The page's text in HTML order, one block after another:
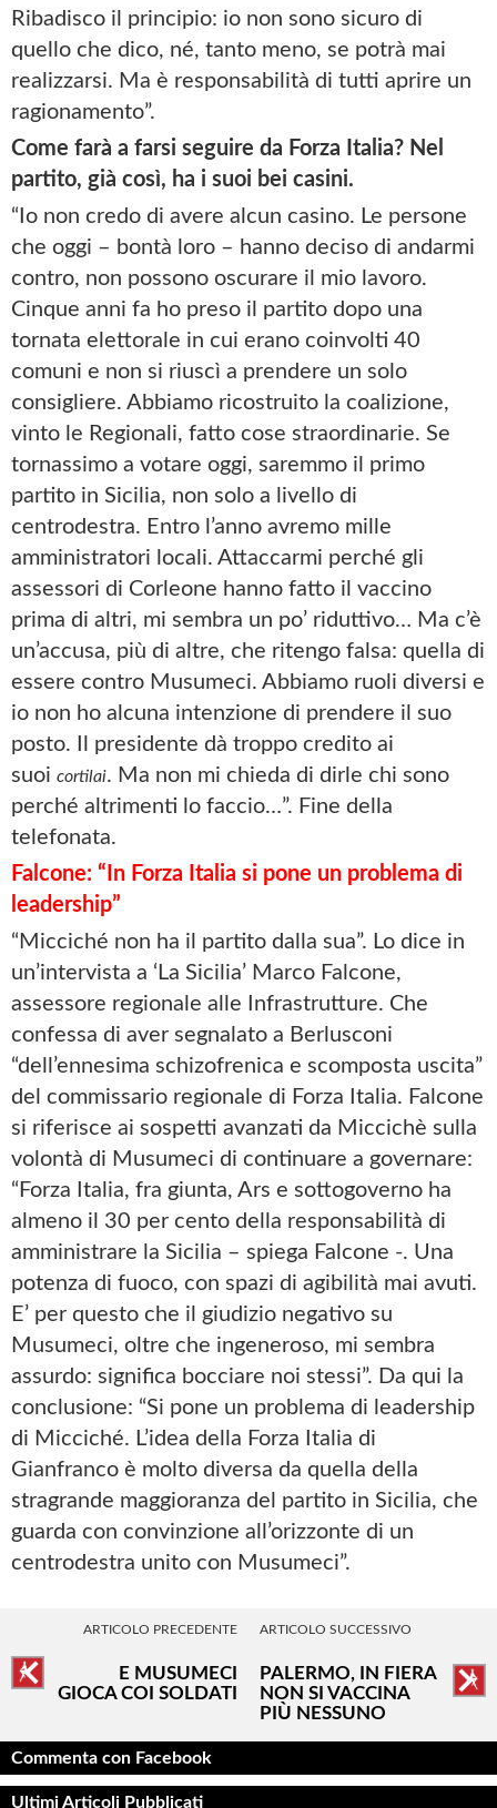
Ribadisco il principio: io non sono sicuro di
quello che dico, né, tanto meno, se potrà mai
realizzarsi. Ma è responsabilità di tutti aprire un
ragionamento”.
Come farà a farsi seguire da Forza Italia? Nel
partito, già così, ha i suoi bei casini.
“Io non credo di avere alcun casino. Le persone
che oggi – bontà loro – hanno deciso di andarmi
contro, non possono oscurare il mio lavoro.
Cinque anni fa ho preso il partito dopo una
tornata elettorale in cui erano coinvolti 40
comuni e non si riuscì a prendere un solo
consigliere. Abbiamo ricostruito la coalizione,
vinto le Regionali, fatto cose straordinarie. Se
tornassimo a votare oggi, saremmo il primo
partito in Sicilia, non solo a livello di
centrodestra. Entro l’anno avremo mille
amministratori locali. Attaccarmi perché gli
assessori di Corleone hanno fatto il vaccino
prima di altri, mi sembra un po’ riduttivo… Ma c’è
un’accusa, più di altre, che ritengo falsa: quella di
essere contro Musumeci. Abbiamo ruoli diversi e
io non ho alcuna intenzione di prendere il suo
posto. Il presidente dà troppo credito ai
suoi cortilai. Ma non mi chieda di dirle chi sono
perché altrimenti lo faccio…”. Fine della
telefonata.
Falcone: “In Forza Italia si pone un problema di
leadership”
“Micciché non ha il partito dalla sua”. Lo dice in
un’intervista a ‘La Sicilia’ Marco Falcone,
assessore regionale alle Infrastrutture. Che
confessa di aver segnalato a Berlusconi
“dell’ennesima schizofrenica e scomposta uscita”
del commissario regionale di Forza Italia. Falcone
si riferisce ai sospetti avanzati da Miccichè sulla
volontà di Musumeci di continuare a governare:
“Forza Italia, fra giunta, Ars e sottogoverno ha
almeno il 30 per cento della responsabilità di
amministrare la Sicilia – spiega Falcone -. Una
potenza di fuoco, con spazi di agibilità mai avuti.
E’ per questo che il giudizio negativo su
Musumeci, oltre che ingeneroso, mi sembra
assurdo: significa bocciare noi stessi”. Da qui la
conclusione: “Si pone un problema di leadership
di Micciché. L’idea della Forza Italia di
Gianfranco è molto diversa da quella della
stragrande maggioranza del partito in Sicilia, che
guarda con convinzione all’orizzonte di un
centrodestra unito con Musumeci”.
ARTICOLO PRECEDENTE
E MUSUMECI
GIOCA COI SOLDATI
ARTICOLO SUCCESSIVO
PALERMO, IN FIERA
NON SI VACCINA
PIÙ NESSUNO
Commenta con Facebook
Ultimi Articoli Pubblicati